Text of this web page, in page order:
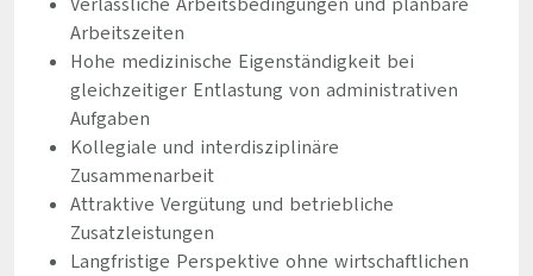
Arbeitszeiten
Hohe medizinische Eigenständigkeit bei
gleichzeitiger Entlastung von administrativen
Aufgaben
Kollegiale und interdisziplinäre
Zusammenarbeit
Attraktive Vergütung und betriebliche
Zusatzleistungen
Langfristige Perspektive ohne wirtschaftlichen